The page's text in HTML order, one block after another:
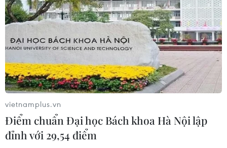
cảm về vấn đề này. Bố tôi bị bệnh này từ bé,
nên sức lao động rất kém và trong những năm
gần đây ông khó thở nhiều.”
Hơn 60 y, bác sỹ phục vụ trong gần 8 giờ
đồng hồ
tạng của Việt Nam đã trải qua 25 năm thực hiện
với các kỹ thuật ghép thận, ghép gan, ghép tim,
ghép tuỵ, ghép giác mạc… và một số bộ phận cơ
vietnamplus.vn
Điểm chuẩn Đại học Bách khoa Hà Nội lập
đỉnh với 29,54 điểm